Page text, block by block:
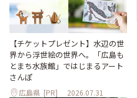
【チケットプレゼント】水辺の世
界から浮世絵の世界へ。「広島も
とまち水族館」ではじまるアート
さんぽ
広島県 [PR] 2026.07.31